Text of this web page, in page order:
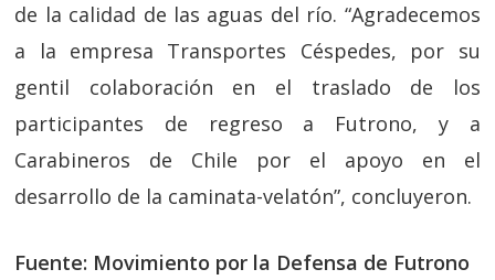
de la calidad de las aguas del río. “Agradecemos
a la empresa Transportes Céspedes, por su
gentil colaboración en el traslado de los
participantes de regreso a Futrono, y a
Carabineros de Chile por el apoyo en el
desarrollo de la caminata-velatón”, concluyeron.
Fuente: Movimiento por la Defensa de Futrono